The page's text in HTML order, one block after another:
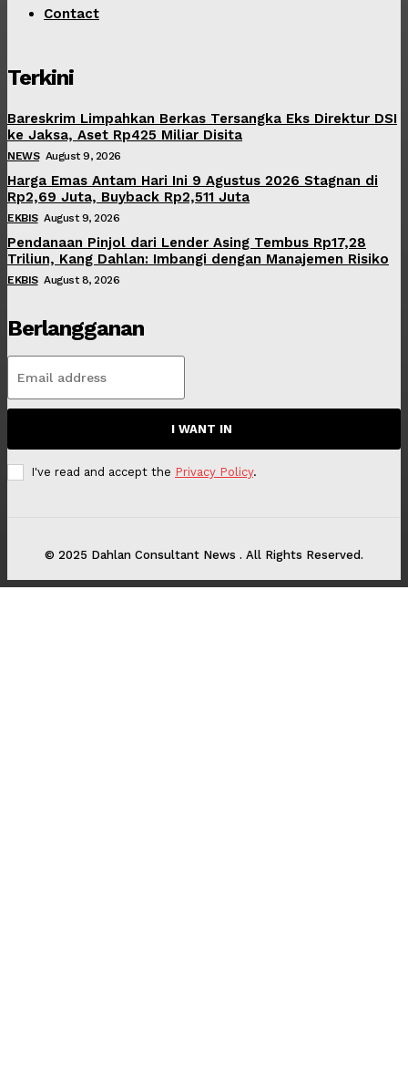
Contact
Terkini
Bareskrim Limpahkan Berkas Tersangka Eks Direktur DSI
ke Jaksa, Aset Rp425 Miliar Disita
NEWS August 9, 2026
Harga Emas Antam Hari Ini 9 Agustus 2026 Stagnan di
Rp2,69 Juta, Buyback Rp2,511 Juta
EKBIS August 9, 2026
Pendanaan Pinjol dari Lender Asing Tembus Rp17,28
Triliun, Kang Dahlan: Imbangi dengan Manajemen Risiko
EKBIS August 8, 2026
Berlangganan
I WANT IN
I've read and accept the Privacy Policy.
© 2025 Dahlan Consultant News . All Rights Reserved.